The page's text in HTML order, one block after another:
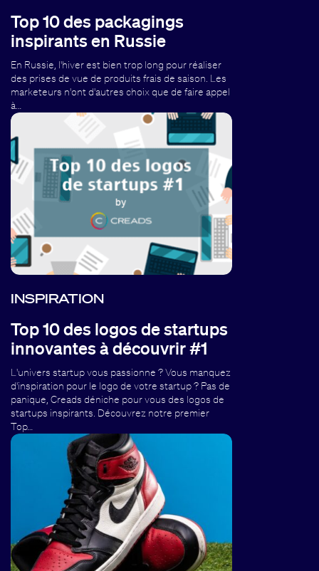
Top 10 des packagings
inspirants en Russie
En Russie, l'hiver est bien trop long pour réaliser
des prises de vue de produits frais de saison. Les
marketeurs n'ont d'autres choix que de faire appel
à…
INSPIRATION
Top 10 des logos de startups
innovantes à découvrir #1
L'univers startup vous passionne ? Vous manquez
d'inspiration pour le logo de votre startup ? Pas de
panique, Creads déniche pour vous des logos de
startups inspirants. Découvrez notre premier
Top…